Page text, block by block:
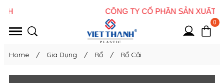
0
Home / Gia Dụng / Rổ / Rổ Cải